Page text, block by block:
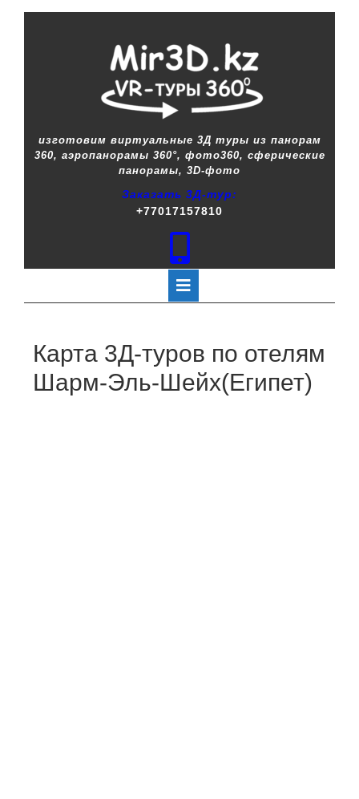
изготовим виртуальные 3Д туры из панорам
360, аэропанорамы 360°, фото360, сферические
панорамы, 3D-фото
Заказать 3Д-тур:
+77017157810
Карта 3Д-туров по отелям
Шарм-Эль-Шейх(Египет)